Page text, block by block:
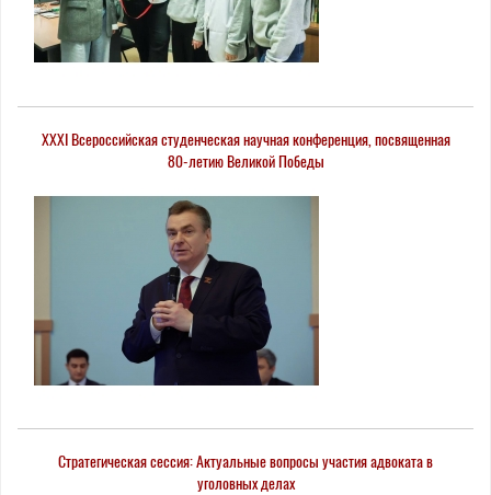
XXXI Всероссийская студенческая научная конференция, посвященная
80-летию Великой Победы
Стратегическая сессия: Актуальные вопросы участия адвоката в
уголовных делах